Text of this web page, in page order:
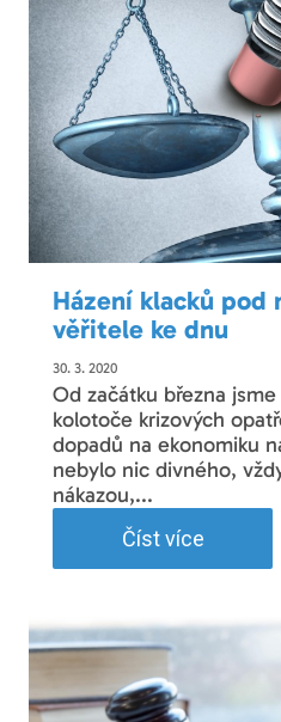
Házení klacků pod
věřitele ke dnu
30. 3. 2020
Od začátku března
kolotoče krizových
dopadů na ekonomiku
nebylo nic divného,
nákazou,...
Číst více